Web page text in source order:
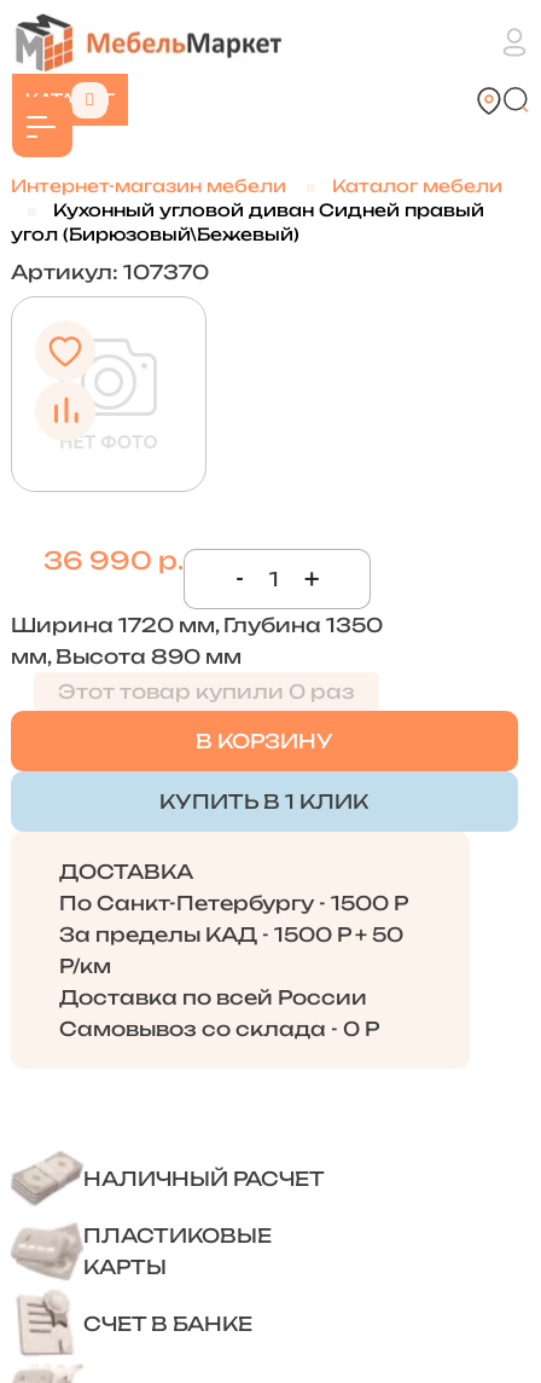
КАТАЛОГ
Интернет-магазин мебели
Каталог мебели
Кухонный угловой диван Сидней правый
угол (Бирюзовый\Бежевый)
Артикул: 107370
36 990 р.
- +
Ширина 1720 мм, Глубина 1350
мм, Высота 890 мм
Этот товар купили 0 раз
В КОРЗИНУ
КУПИТЬ В 1 КЛИК
ДОСТАВКА
По Санкт-Петербургу - 1500 Р
За пределы КАД - 1500 Р + 50
Р/км
Доставка по всей России
Самовывоз со склада - 0 Р
НАЛИЧНЫЙ РАСЧЕТ
ПЛАСТИКОВЫЕ
КАРТЫ
СЧЕТ В БАНКЕ